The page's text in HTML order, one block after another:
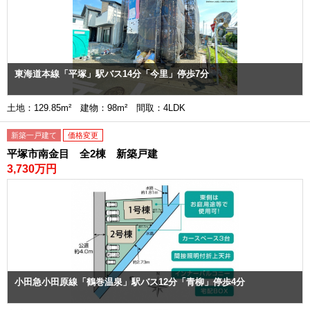
東海道本線「平塚」駅バス14分「今里」停歩7分
土地：129.85m² 建物：98m² 間取：4LDK
新築一戸建て 価格変更
平塚市南金目 全2棟 新築戸建
3,730万円
小田急小田原線「鶴巻温泉」駅バス12分「青柳」停歩4分